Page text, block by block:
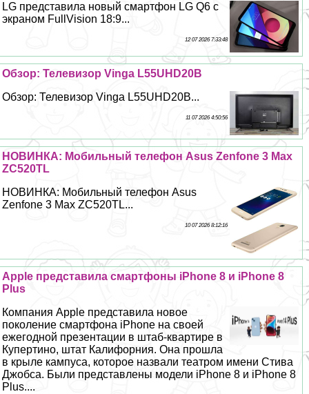
LG представила новый смартфон LG Q6 с
экраном FullVision 18:9...
12 07 2026 7:33:48
Обзор: Телевизор Vinga L55UHD20B
Обзор: Телевизор Vinga L55UHD20B...
11 07 2026 4:50:56
НОВИНКА: Мобильный телефон Asus Zenfone 3 Max
ZC520TL
НОВИНКА: Мобильный телефон Asus
Zenfone 3 Max ZC520TL...
10 07 2026 8:12:16
Apple представила смартфоны iPhone 8 и iPhone 8
Plus
Компания Apple представила новое
поколение смартфона iPhone на своей
ежегодной презентации в штаб-квартире в
Купертино, штат Калифорния. Она прошла
в крыле кампуса, которое назвали театром имени Стива
Джобса. Были представлены модели iPhone 8 и iPhone 8
Plus....